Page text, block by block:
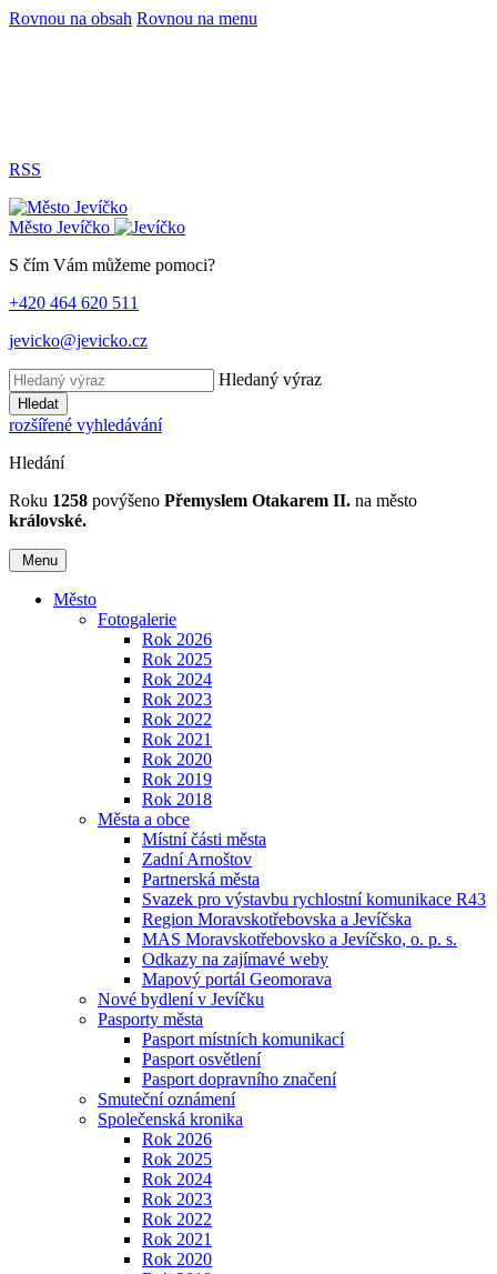
Rovnou na obsah Rovnou na menu
RSS
Město Jevíčko
S čím Vám můžeme pomoci?
+420 464 620 511
jevicko@jevicko.cz
Hledaný výraz
Hledat
rozšířené vyhledávání
Hledání
Roku 1258 povýšeno Přemyslem Otakarem II. na město
královské.
Menu
Město
Fotogalerie
Rok 2026
Rok 2025
Rok 2024
Rok 2023
Rok 2022
Rok 2021
Rok 2020
Rok 2019
Rok 2018
Města a obce
Místní části města
Zadní Arnoštov
Partnerská města
Svazek pro výstavbu rychlostní komunikace R43
Region Moravskotřebovska a Jevíčska
MAS Moravskotřebovsko a Jevíčsko, o. p. s.
Odkazy na zajímavé weby
Mapový portál Geomorava
Nové bydlení v Jevíčku
Pasporty města
Pasport místních komunikací
Pasport osvětlení
Pasport dopravního značení
Smuteční oznámení
Společenská kronika
Rok 2026
Rok 2025
Rok 2024
Rok 2023
Rok 2022
Rok 2021
Rok 2020